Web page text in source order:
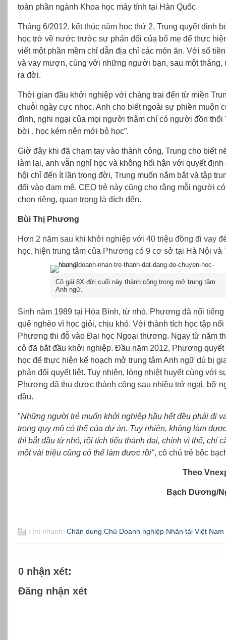
toàn phần ngành Khoa học máy tính tại Hàn Quốc.
Tháng 6/2012, kết thúc năm học thứ 2, Trung quyết định
học trở về nước trước sự phản đối của bố mẹ để thực
viết một phần mềm chỉ dẫn địa chỉ các món ăn. Với số
và vay mượn, cùng với những người bạn, sau một tháng,
ra đời.
Thời gian đầu khởi nghiệp với chàng trai đến từ miền
chuỗi ngày cực nhọc. Anh cho biết ngoài sự phiền muộn
đình, nghi ngại của mọi người thậm chí có người đồn thổi
bời , học kém nên mới bỏ học”.
Giờ đây khi đã chạm tay vào thành công, Trung cho biết
làm lại, anh vẫn nghỉ học và không hối hận với quyết
hội chỉ đến ít lần trong đời, Trung muốn nắm bắt và tập
đối vào đam mê. CEO trẻ này cũng cho rằng mỗi người
chọn riêng, quan trọng là đích đến.
Bùi Thị Phương
Hơn 2 năm sau khi khởi nghiệp với 40 triệu đồng đi vay
học, hiện trung tâm của Phương có 9 cơ sở tại Hà Nội và
Cô gái 8X đời cuối này thành công trong mở trung tâm
Anh ngữ.
Sinh năm 1989 tại Hòa Bình, từ nhỏ, Phương đã nổi
quê nghèo vì học giỏi, chịu khó. Với thành tích học tập nổi
Phương thi đỗ vào Đại học Ngoại thương. Ngay từ năm
cô đã bắt đầu khởi nghiệp. Đầu năm 2012, Phương quyết
học để thực hiện kế hoạch mở trung tâm Anh ngữ dù bị
phản đối quyết liệt. Tuy nhiên, lòng nhiệt huyết cùng với
Phương đã thu được thành công sau nhiều trở ngại, bỡ
đầu.
"Những người trẻ muốn khởi nghiệp hầu hết đều phải đi
trong quy mô có thể của dự án. Tuy nhiên, không làm
thì bắt đầu từ nhỏ, rồi tích tiểu thành đại, chính vì thế, chỉ
một vài triệu cũng có thể làm được rồi", cô chủ trẻ bộc
Theo
Bạch Dương/
Tìm nhanh: Chân dung,Chủ Doanh nghiệp, Nhân tài Việt Nam
0 nhận xét:
Đăng nhận xét